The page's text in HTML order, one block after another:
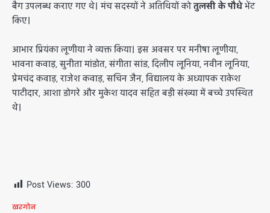
बैग उपलब्ध कराए गए थे। मंच सदस्यों ने अतिथियों कोतुलसी के पौधेभेंट
किए।
आभार प्रियंका लूणीया ने व्यक्त किया। इस अवसर पर मनीषा लूणीया,
भावना कवाड़, सुनीता मांडोत, संगीता सांड, दिलीप लूनिया, नवीन लूनिया,
प्रेमचंद कवाड़, राजेश कवाड़, सचिन जैन, विद्यालय के अध्यापक राकेश
पाटीदार, आशा डोगरे और मुकेश यादव सहित बड़ी संख्या में बच्चे उपस्थित
थे।
Post Views: 300
खरगोन